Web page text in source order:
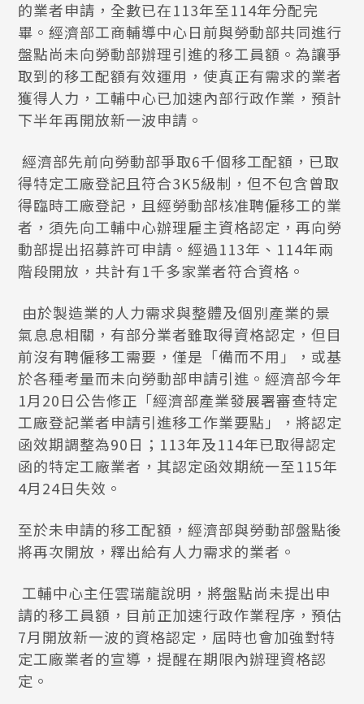
的業者申請，全數已在113年至114年分配完
畢。經濟部工商輔導中心日前與勞動部共同進行
盤點尚未向勞動部辦理引進的移工員額。為讓爭
取到的移工配額有效運用，使真正有需求的業者
獲得人力，工輔中心已加速內部行政作業，預計
下半年再開放新一波申請。
經濟部先前向勞動部爭取6千個移工配額，已取
得特定工廠登記且符合3K5級制，但不包含曾取
得臨時工廠登記，且經勞動部核准聘僱移工的業
者，須先向工輔中心辦理雇主資格認定，再向勞
動部提出招募許可申請。經過113年、114年兩
階段開放，共計有1千多家業者符合資格。
由於製造業的人力需求與整體及個別產業的景
氣息息相關，有部分業者雖取得資格認定，但目
前沒有聘僱移工需要，僅是「備而不用」，或基
於各種考量而未向勞動部申請引進。經濟部今年
1月20日公告修正「經濟部產業發展署審查特定
工廠登記業者申請引進移工作業要點」，將認定
函效期調整為90日；113年及114年已取得認定
函的特定工廠業者，其認定函效期統一至115年
4月24日失效。
至於未申請的移工配額，經濟部與勞動部盤點後
將再次開放，釋出給有人力需求的業者。
工輔中心主任雲瑞龍說明，將盤點尚未提出申
請的移工員額，目前正加速行政作業程序，預估
7月開放新一波的資格認定，屆時也會加強對特
定工廠業者的宣導，提醒在期限內辦理資格認
定。